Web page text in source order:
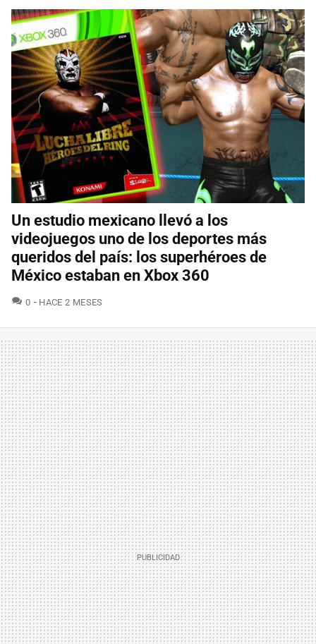
Un estudio mexicano llevó a los
videojuegos uno de los deportes más
queridos del país: los superhéroes de
México estaban en Xbox 360
0 COMENTARIOS
HACE 2 MESES